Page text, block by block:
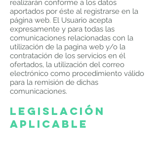
realizarán conforme a los datos
aportados por éste al registrarse en la
página web. El Usuario acepta
expresamente y para todas las
comunicaciones relacionadas con la
utilización de la pagina web y/o la
contratación de los servicios en él
ofertados, la utilización del correo
electrónico como procedimiento válido
para la remisión de dichas
comunicaciones.
LEGISLACIÓN
APLICABLE